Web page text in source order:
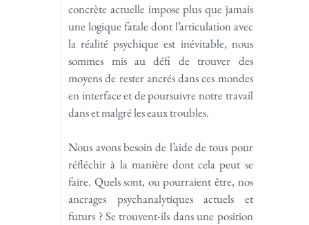
concrète actuelle impose plus que jamais
une logique fatale dont l’articulation avec
la réalité psychique est inévitable, nous
sommes mis au défi de trouver des
moyens de rester ancrés dans ces mondes
en interface et de poursuivre notre travail
dans et malgré les eaux troubles.
Nous avons besoin de l’aide de tous pour
réfléchir à la manière dont cela peut se
faire. Quels sont, ou pourraient être, nos
ancrages psychanalytiques actuels et
futurs ? Se trouvent-ils dans une position